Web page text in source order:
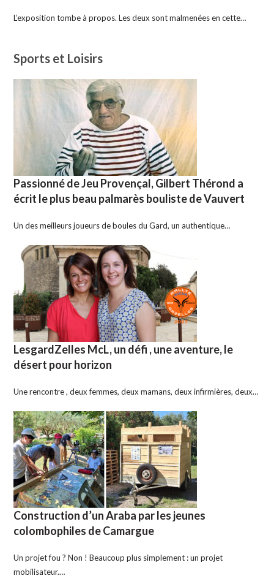
L’exposition tombe à propos. Les deux sont malmenées en cette…
Sports et Loisirs
Passionné de Jeu Provençal, Gilbert Thérond a
écrit le plus beau palmarès bouliste de Vauvert
Un des meilleurs joueurs de boules du Gard, un authentique…
LesgardZelles McL, un défi , une aventure, le
désert pour horizon
Une rencontre , deux femmes, deux mamans, deux infirmières, deux…
Construction d’un Araba par les jeunes
colombophiles de Camargue
Un projet fou ? Non ! Beaucoup plus simplement : un projet
mobilisateur.…